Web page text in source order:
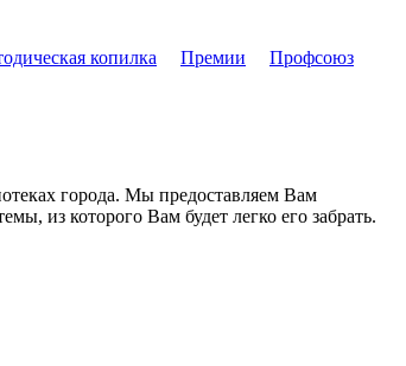
копилка Премии
Профсоюз
города. Мы предоставляем Вам
из которого Вам будет легко его забрать.